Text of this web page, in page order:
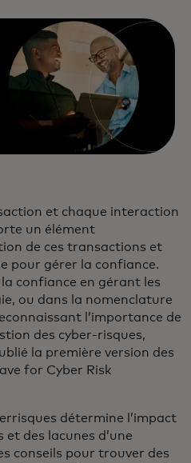
et chaque interaction
un élément
de ces transactions et
pour gérer la confiance.
confiance en gérant les
ou dans la nomenclature
l’importance de
des cyber-risques,
la première version des
for Cyber Risk
détermine l’impact
des lacunes d’une
conseils pour trouver des